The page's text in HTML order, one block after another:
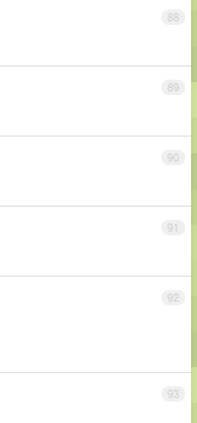
88
89
90
91
92
93